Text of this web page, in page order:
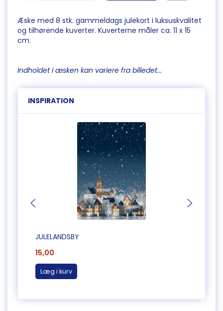
Æske med 8 stk. gammeldags julekort i luksuskvalitet
og tilhørende kuverter. Kuverterne måler ca. 11 x 15
cm.
Indholdet i æsken kan variere fra billedet...
INSPIRATION
JULELANDSBY
15,00
Læg i kurv